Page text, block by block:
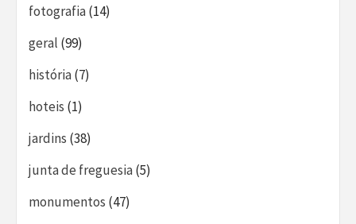
fotografia(14)
geral (99)
história(7)
hoteis (1)
jardins (38)
junta de freguesia(5)
monumentos (47)